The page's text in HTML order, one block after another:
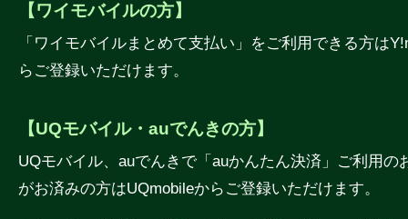
【ワイモバイルの方】
「ワイモバイルまとめて支払い」をご利用できる方は
らご登録いただけます。
【UQモバイル・auでんきの方】
UQモバイル、auでんきで「auかんたん決済」ご利用の
がお済みの方はUQmobileからご登録いただけます。